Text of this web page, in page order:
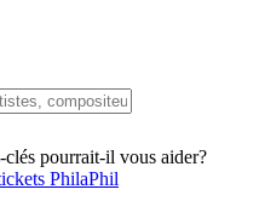
clés pourrait-il vous aider?
PhilaPhil